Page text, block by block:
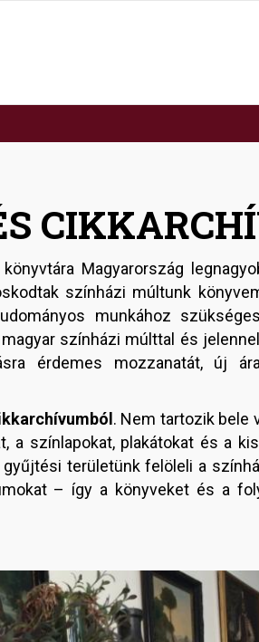
Magyarország
színházi múltunk
munkához
színházi múlttal és
érdemes mozzanatát, új
. Nem tartozik bele
a színlapokat, plakátokat és a
területünk felöleli a
– így a könyveket és a